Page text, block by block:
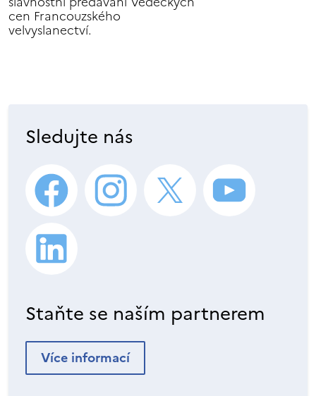
cen Francouzského
velvyslanectví.
Sledujte nás
Staňte se naším partnerem
Více informací